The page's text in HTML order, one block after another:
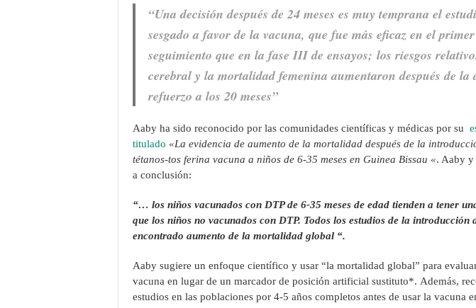
“Una decisión después de 24 meses es muy temprana el
sesgado a favor de la vacuna, que fue más eficaz en el
seguimiento que en la fase III de ensayos; los riesgos
cerebral y la mortalidad femenina aumentaron después de la
refuerzo a los 20 meses”
Aaby ha sido reconocido por las comunidades científicas y médicas por su
titulado «La evidencia de aumento de la mortalidad después de la
tétanos-tos ferina vacuna a niños de 6-35 meses en Guinea Bissau «. Aaby y
a conclusión:
“… los niños vacunados con DTP de 6-35 meses de edad tienden a tener
que los niños no vacunados con DTP. Todos los estudios de la introducción
encontrado aumento de la mortalidad global “.
Aaby sugiere un enfoque científico y usar “la mortalidad global” para
vacuna en lugar de un marcador de posición artificial sustituto*. Además,
estudios en las poblaciones por 4-5 años completos antes de usar la vacuna